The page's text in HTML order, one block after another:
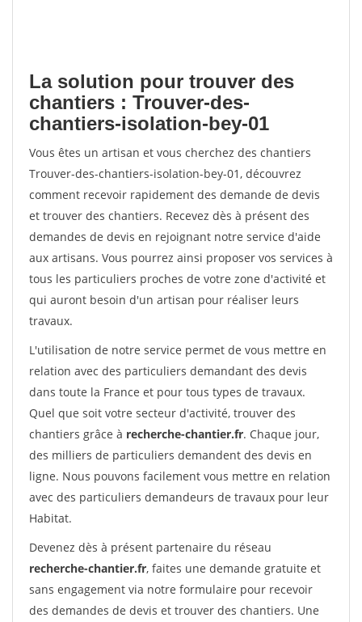
La solution pour trouver des
chantiers : Trouver-des-
chantiers-isolation-bey-01
Vous êtes un artisan et vous cherchez des chantiers
Trouver-des-chantiers-isolation-bey-01, découvrez
comment recevoir rapidement des demande de devis
et trouver des chantiers. Recevez dès à présent des
demandes de devis en rejoignant notre service d'aide
aux artisans. Vous pourrez ainsi proposer vos services à
tous les particuliers proches de votre zone d'activité et
qui auront besoin d'un artisan pour réaliser leurs
travaux.
L'utilisation de notre service permet de vous mettre en
relation avec des particuliers demandant des devis
dans toute la France et pour tous types de travaux.
Quel que soit votre secteur d'activité, trouver des
chantiers grâce à recherche-chantier.fr. Chaque jour,
des milliers de particuliers demandent des devis en
ligne. Nous pouvons facilement vous mettre en relation
avec des particuliers demandeurs de travaux pour leur
Habitat.
Devenez dès à présent partenaire du réseau
recherche-chantier.fr, faites une demande gratuite et
sans engagement via notre formulaire pour recevoir
des demandes de devis et trouver des chantiers. Une